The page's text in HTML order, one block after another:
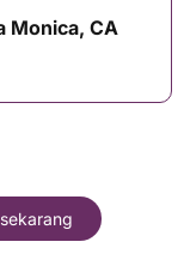
Monica, CA